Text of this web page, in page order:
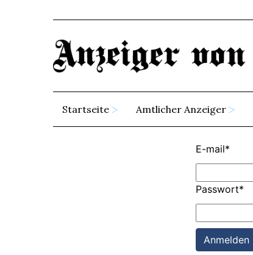
Startseite Amtlicher Anzeiger
E-mail*
Passwort*